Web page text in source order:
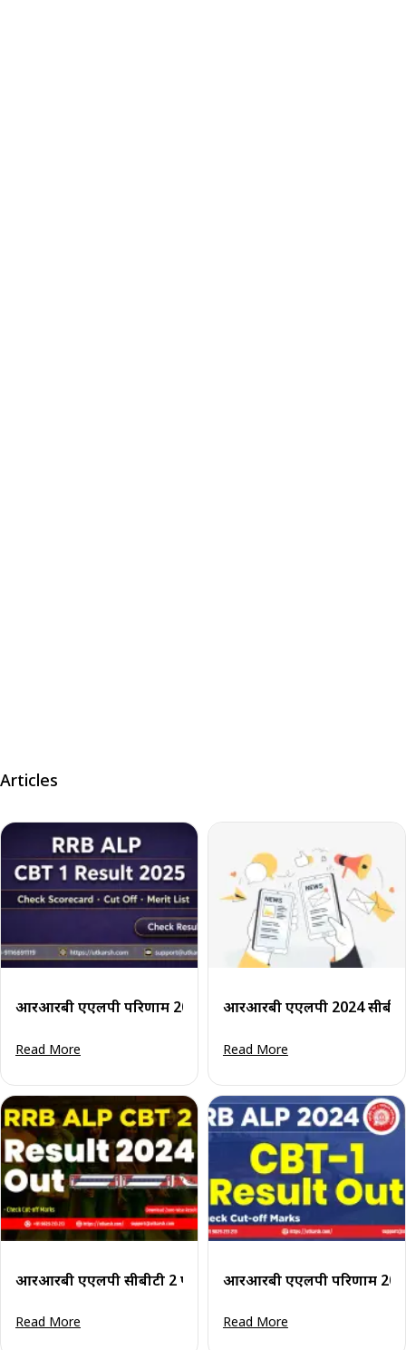
Articles
आरआरबी एएलपी परिणाम 2025 जारी: सीबीटी 1 परिणाम
Read More
आरआरबी एएलपी 2024
Read More
आरआरबी एएलपी सीबीटी 2 परिणाम 2024 (घोषित): परिणाम व
Read More
आरआरबी एएलपी परिणाम
Read More